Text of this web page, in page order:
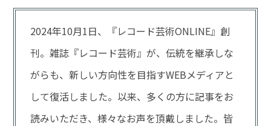
2024年10月1日、『レコード芸術ONLINE』創
刊。雑誌『レコード芸術』が、伝統を継承しな
がらも、新しい方向性を目指すWEBメディアと
して復活しました。以来、多くの方に記事をお
読みいただき、様々なお声を頂戴しました。皆